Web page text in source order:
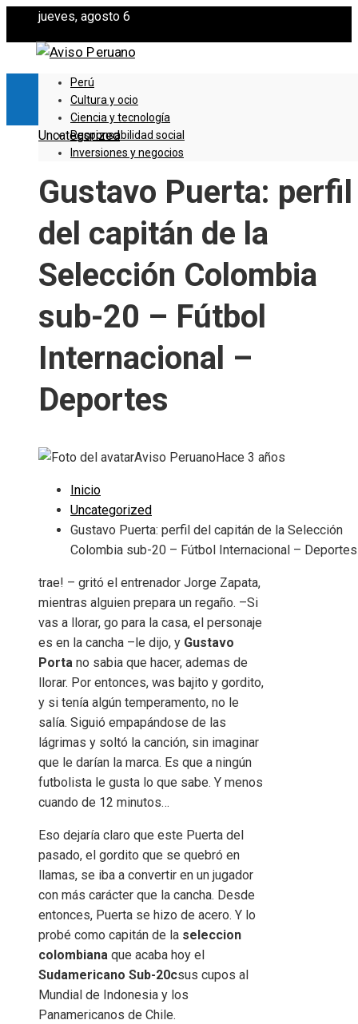
jueves, agosto 6
Perú
Cultura y ocio
Ciencia y tecnología
Responsabilidad social
Inversiones y negocios
Uncategorized
Gustavo Puerta: perfil
del capitán de la
Selección Colombia
sub-20 – Fútbol
Internacional –
Deportes
Aviso Peruano Hace 3 años
Inicio
Uncategorized
Gustavo Puerta: perfil del capitán de la Selección
Colombia sub-20 – Fútbol Internacional – Deportes
trae! – gritó el entrenador Jorge Zapata,
mientras alguien prepara un regaño. –Si
vas a llorar, go para la casa, el personaje
es en la cancha –le dijo, y Gustavo
Porta no sabia que hacer, ademas de
llorar. Por entonces, was bajito y gordito,
y si tenía algún temperamento, no le
salía. Siguió empapándose de las
lágrimas y soltó la canción, sin imaginar
que le darían la marca. Es que a ningún
futbolista le gusta lo que sabe. Y menos
cuando de 12 minutos…
Eso dejaría claro que este Puerta del
pasado, el gordito que se quebró en
llamas, se iba a convertir en un jugador
con más carácter que la cancha. Desde
entonces, Puerta se hizo de acero. Y lo
probé como capitán de la seleccion
colombiana que acaba hoy el
Sudamericano Sub-20csus cupos al
Mundial de Indonesia y los
Panamericanos de Chile.